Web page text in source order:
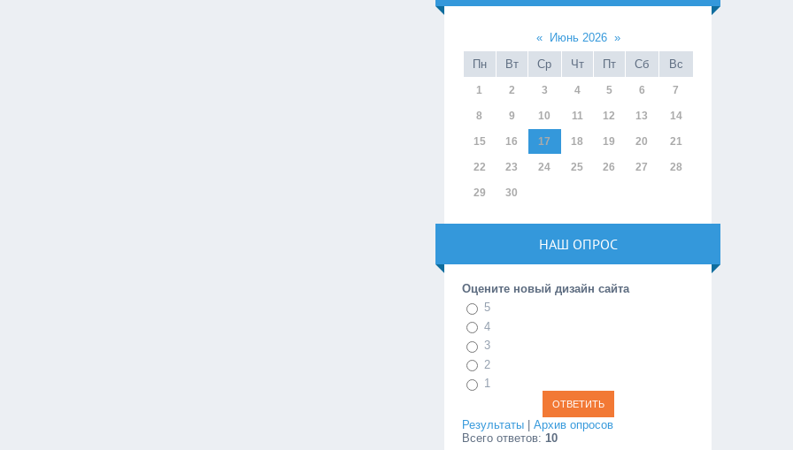
« Июнь 2026 »
Пн
Вт Ср Чт Пт Сб Вс
1 2 3 4 5 6 7
8 9 10 11 12 13 14
15 16 17 18 19 20 21
22 23 24 25 26 27 28
29 30
НАШ ОПРОС
Оцените новый дизайн сайта
5
4
3
2
1
Результаты |Архив опросов
Всего ответов: 10